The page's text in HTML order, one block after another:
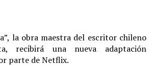
la obra maestra del escritor chileno
recibirá una nueva adaptación
parte de Netflix.